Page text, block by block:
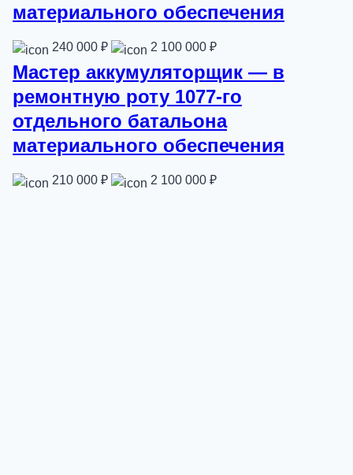
материального обеспечения
240 000 ₽ 2 100 000 ₽
Мастер аккумуляторщик — в
ремонтную роту 1077-го
отдельного батальона
материального обеспечения
210 000 ₽ 2 100 000 ₽